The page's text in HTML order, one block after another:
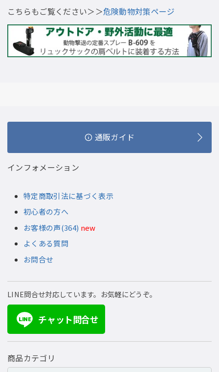
こちらもご覧ください＞＞危険動物対策ページ
通販ガイド
インフォメーション
特定商取引法に基づく表示
初心者の方へ
お客様の声(364) new
よくある質問
お問合せ
LINE問合せ対応しています。お気軽にどうぞ。
LINE チャット問合せ
商品カテゴリ